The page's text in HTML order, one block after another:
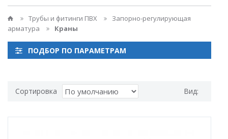
ПОДБОР ПО ПАРАМЕТРАМ
Трубы и фитинги ПВХ
Запорно-регулирующая
арматура
Краны
Сортировка Вид: